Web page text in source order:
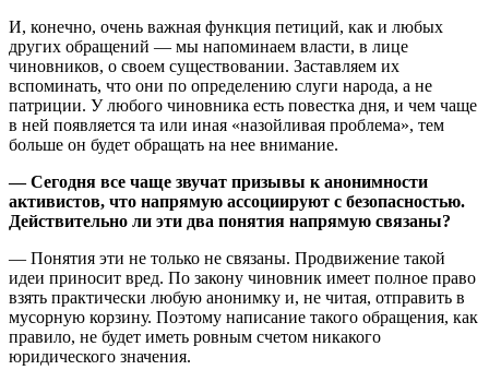
И, конечно, очень важная функция петиций, как и любых
других обращений — мы напоминаем власти, в лице
чиновников, о своем существовании. Заставляем их
вспоминать, что они по определению слуги народа, а не
патриции. У любого чиновника есть повестка дня, и чем чаще
в ней появляется та или иная «назойливая проблема», тем
больше он будет обращать на нее внимание.
— Сегодня все чаще звучат призывы к анонимности
активистов, что напрямую ассоциируют с безопасностью.
Действительно ли эти два понятия напрямую связаны?
— Понятия эти не только не связаны. Продвижение такой
идеи приносит вред. По закону чиновник имеет полное право
взять практически любую анонимку и, не читая, отправить в
мусорную корзину. Поэтому написание такого обращения, как
правило, не будет иметь ровным счетом никакого
юридического значения.